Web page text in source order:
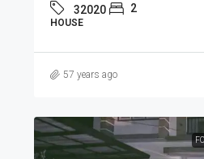
32020 2
HOUSE
57 years ago